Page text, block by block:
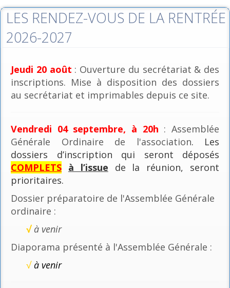
LES RENDEZ-VOUS DE LA RENTRÉE
2026-2027
Jeudi 20 août : Ouverture du secrétariat & des
inscriptions. Mise à disposition des dossiers
au secrétariat et imprimables depuis ce site.
Vendredi 04 septembre, à 20h : Assemblée
Générale Ordinaire de l'association. Les
dossiers d’inscription qui seront déposés
COMPLETS à l’issue de la réunion, seront
prioritaires.
Dossier préparatoire de l'Assemblée Générale
ordinaire :
√ à venir
Diaporama présenté à l'Assemblée Générale :
√à venir